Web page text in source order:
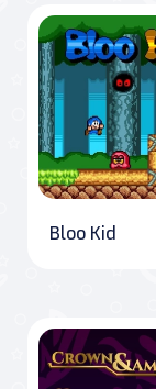
Bloo Kid